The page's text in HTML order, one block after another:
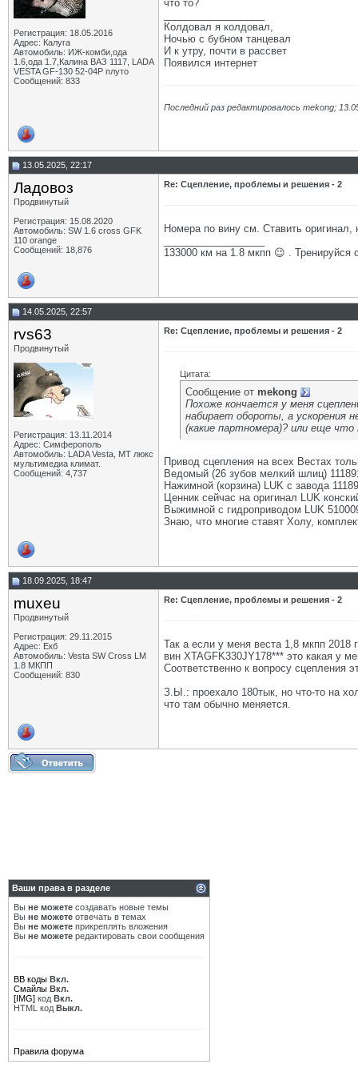
Регистрация: 18.05.2016
Адрес: Калуга
Автомобиль: ИЖ-комби,ода
1.6,ода 1.7,Калина ВАЗ 1117, LADA
VESTA GF-130 52-04Р плуто
Сообщений: 833
что то?
Колдовал я колдовал,
Ночью с бубном танцевал
И к утру, почти в рассвет
Появился интернет
Последний раз редактировалось mekong;
13.05.2025, 22:17
Ладовоз
Продвинутый
Регистрация: 15.08.2020
Автомобиль: SW 1.6 cross GFK
110 orange
Сообщений: 18,876
Re: Сцепление, проблемы и решения - 2
Номера по вину см. Ставить оригинал,
133000 км на 1.8 мкпп 😉 .
14.05.2025, 22:57
rvs63
Продвинутый
Регистрация: 13.11.2014
Адрес: Симферополь
Автомобиль: LADA Vesta, МТ люкс
мультимедиа климат.
Сообщений: 4,737
Re: Сцепление, проблемы и решения - 2
Цитата:
Сообщение от mekong
Похоже кончается у меня
набирает обороты, а ускорения
(какие партномера)? или еще
Привод сцепления на всех Вестах
Ведомый (26 зубов мелкий шлиц)
Нажимной (корзина) LUK с завода
Ценник сейчас на оригинал LUK
Выжимной с гидроприводом LUK
Знаю, что многие ставят Холу,
18.09.2025, 18:47
muxeu
Продвинутый
Регистрация: 29.11.2015
Адрес: Екб
Автомобиль: Vesta SW Cross LM
1.8 МКПП
Сообщений: 830
Re: Сцепление, проблемы и решения - 2
Так а если у меня веста 1,8 мкпп 2018
вин XTAGFK330JY178*** это какая у
Соответственно к вопросу сцепления
З.Ы.: проехало 180тык, но что-то на
что там обычно меняется.
Ваши права в разделе
Вы не можете создавать новые темы
Вы не можете отвечать в темах
Вы не можете прикреплять вложения
Вы не можете редактировать свои сообщения
BB коды Вкл.
Смайлы Вкл.
[IMG] код Вкл.
HTML код Выкл.
Правила форума